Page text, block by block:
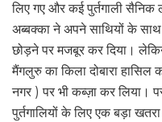
लिए गए और कई पुर्तगाली सैनिक
अब्बक्का ने अपने साथियों के साथ
छोड़ने पर मजबूर कर दिया।
मैंगलुरु का किला दोबारा
नगर ) पर भी कब्ज़ा कर लिया।
पुर्तगालियों के लिए एक बड़ा